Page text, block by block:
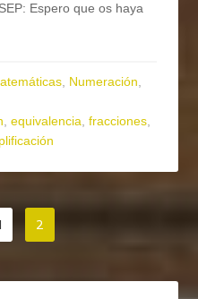
Espero que os haya
, Numeración,
,equivalencia,fracciones,
2